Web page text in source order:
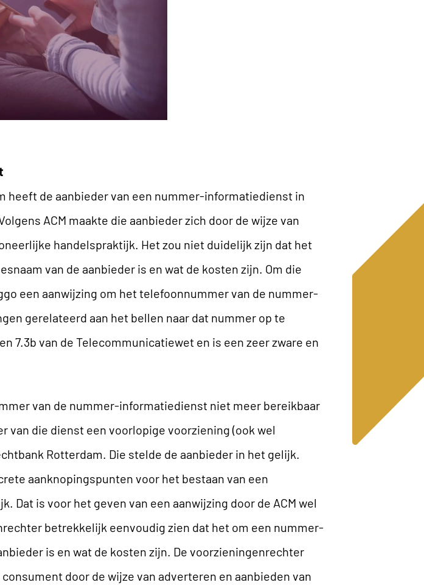
heeft de aanbieder van een nummer-informatiedienst in
ACM maakte die aanbieder zich door de wijze van
handelspraktijk. Het zou niet duidelijk zijn dat het
van de aanbieder is en wat de kosten zijn. Om die
een aanwijzing om het telefoonnummer van de nummer-
gerelateerd aan het bellen naar dat nummer op te
7.3b van de Telecommunicatiewet en is een zeer zware en
van de nummer-informatiedienst niet meer bereikbaar
van die dienst een voorlopige voorziening (ook wel
Rotterdam. Die stelde de aanbieder in het gelijk.
aanknopingspunten voor het bestaan van een
is voor het geven van een aanwijzing door de ACM wel
betrekkelijk eenvoudig zien dat het om een nummer-
is en wat de kosten zijn. De voorzieningenrechter
door de wijze van adverteren en aanbieden van